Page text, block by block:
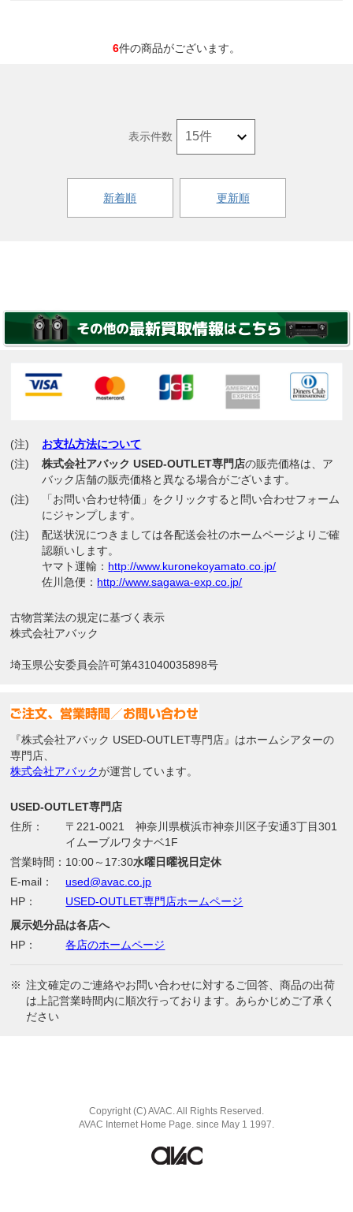
6件の商品がございます。
新着順 更新順
表示件数
(注)
お支払方法について
(注)
株式会社アバック USED-OUTLET専門店の販売価格は、ア
バック店舗の販売価格と異なる場合がございます。
(注)
「お問い合わせ特価」をクリックすると問い合わせフォーム
にジャンプします。
(注)
配送状況につきましては各配送会社のホームページよりご確
認願いします。
ヤマト運輸： http://www.kuronekoyamato.co.jp/
佐川急便： http://www.sagawa-exp.co.jp/
古物営業法の規定に基づく表示
株式会社アバック
埼玉県公安委員会許可第431040035898号
『株式会社アバック USED-OUTLET専門店』はホームシアターの
専門店、
株式会社アバックが運営しています。
USED-OUTLET専門店
住所：
〒221-0021 神奈川県横浜市神奈川区子安通3丁目301
イムーブルワタナベ1F
営業時間： 10:00～17:30水曜日曜祝日定休
E-mail：
used@avac.co.jp
HP：
USED-OUTLET専門店ホームページ
展示処分品は各店へ
HP：
各店のホームページ
※ 注文確定のご連絡やお問い合わせに対するご回答、商品の出荷
は上記営業時間内に順次行っております。あらかじめご了承く
ださい
Copyright (C) AVAC. All Rights Reserved.
AVAC Internet Home Page. since May 1 1997.